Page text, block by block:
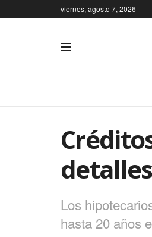
viernes, agosto 7, 2026
detalles
Los
hasta 20 años